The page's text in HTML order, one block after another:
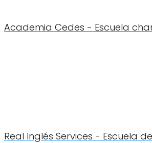
Academia Cedes - Escuela
Real Inglés Services - Escuela